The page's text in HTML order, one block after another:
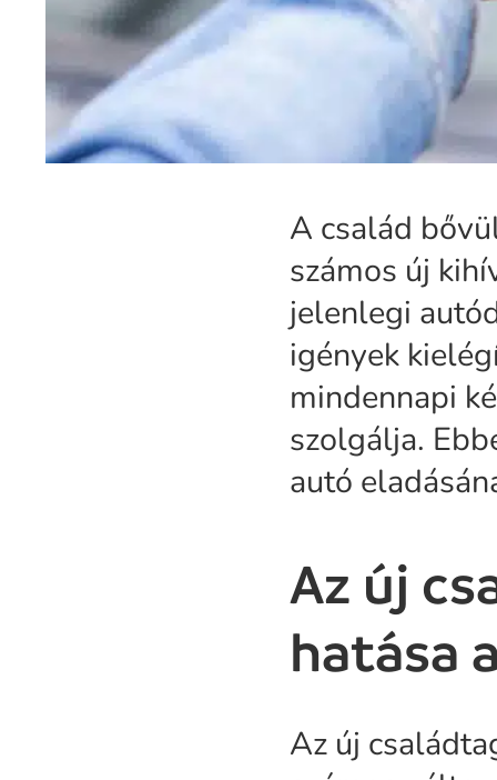
A család
számos új
jelenlegi
igények
mindennapi
szolgálja.
autó
Az új
hatása
Az új